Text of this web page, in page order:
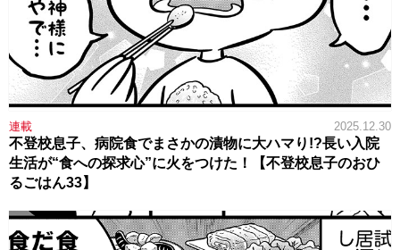
連載 2025.12.30
不登校息子、病院食でまさかの漬物に大ハマり!?長い入院
生活が“食への探求心”に火をつけた！【不登校息子のおひ
るごはん33】